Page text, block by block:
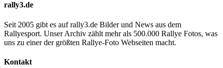
rally3.de
Seit 2005 gibt es auf rally3.de Bilder und News aus dem
Rallyesport. Unser Archiv zählt mehr als 500.000 Rallye Fotos, was
uns zu einer der größten Rallye-Foto Webseiten macht.
Kontakt